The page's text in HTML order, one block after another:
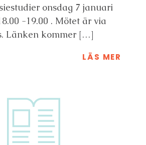
onsdag 7 januari
-19.00 . Mötet är via
Länken kommer […]
LÄS MER